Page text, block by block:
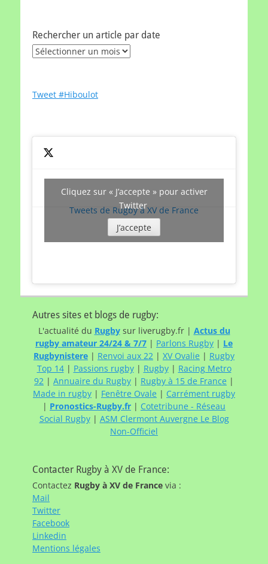
Rechercher un article par date
Rechercher
date
Tweet #Hiboulot
Tweets de Rugby à XV de France
Cliquez sur « J’accepte » pour activer
Twitter
J’accepte
Autres sites et blogs de rugby:
L'actualité du Rugbysur liverugby.fr | Actus du
rugby amateur 24/24 & 7/7 | Parlons Rugby | Le
Rugbynistere | Renvoi aux 22 | XV Ovalie | Rugby
Top 14| Passions rugby| Rugby| Racing Metro
92 | Annuaire du Rugby | Rugby à 15 de France |
Made in rugby | Fenêtre Ovale | Carrément rugby
| Pronostics-Rugby.fr | Cotetribune - Réseau
Social Rugby| ASM Clermont Auvergne Le Blog
Non-Officiel
Contacter Rugby à XV de France:
Contactez Rugby à XV de France via :
Mail
Twitter
Facebook
Linkedin
Mentions légales